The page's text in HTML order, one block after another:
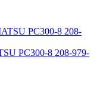
PC300-8 208-979-